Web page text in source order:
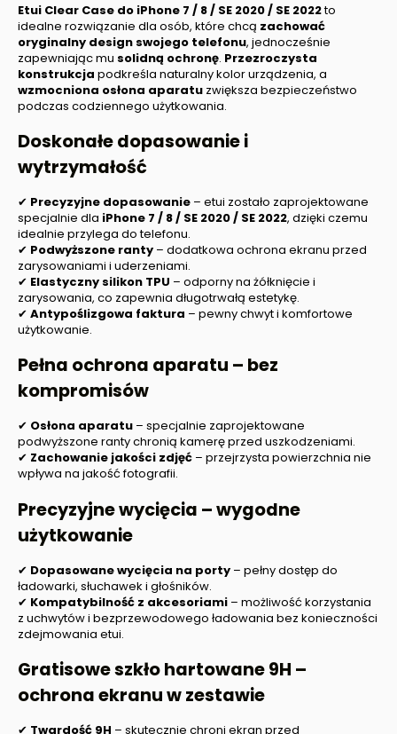
Etui Clear Case do iPhone 7 / 8 / SE 2020 / SE 2022to
idealne rozwiązanie dla osób, które chcą zachować
oryginalny design swojego telefonu, jednocześnie
zapewniając mu solidną ochronę. Przezroczysta
konstrukcja podkreśla naturalny kolor urządzenia, a
wzmocniona osłona aparatu zwiększa bezpieczeństwo
podczas codziennego użytkowania.
Doskonałe dopasowanie i
wytrzymałość
✔ Precyzyjne dopasowanie – etui zostało zaprojektowane
specjalnie dla iPhone 7 / 8 / SE 2020 / SE 2022, dzięki czemu
idealnie przylega do telefonu.
✔ Podwyższone ranty – dodatkowa ochrona ekranu przed
zarysowaniami i uderzeniami.
✔ Elastyczny silikon TPU – odporny na żółknięcie i
zarysowania, co zapewnia długotrwałą estetykę.
✔ Antypoślizgowa faktura – pewny chwyt i komfortowe
użytkowanie.
Pełna ochrona aparatu – bez
kompromisów
✔ Osłona aparatu – specjalnie zaprojektowane
podwyższone ranty chronią kamerę przed uszkodzeniami.
✔ Zachowanie jakości zdjęć – przejrzysta powierzchnia nie
wpływa na jakość fotografii.
Precyzyjne wycięcia – wygodne
użytkowanie
✔ Dopasowane wycięcia na porty – pełny dostęp do
ładowarki, słuchawek i głośników.
✔ Kompatybilność z akcesoriami – możliwość korzystania
z uchwytów i bezprzewodowego ładowania bez konieczności
zdejmowania etui.
Gratisowe szkło hartowane 9H –
ochrona ekranu w zestawie
✔ Twardość 9H – skutecznie chroni ekran przed